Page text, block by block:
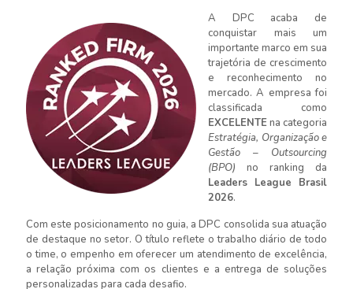
A DPC acaba de
conquistar mais um
importante marco em sua
trajetória de crescimento
e reconhecimento no
mercado. A empresa foi
classificada como
EXCELENTE na categoria
Estratégia, Organização e
Gestão – Outsourcing
(BPO) no ranking da
Leaders League Brasil
2026.
Com este posicionamento no guia, a DPC consolida sua atuação
de destaque no setor. O título reflete o trabalho diário de todo
o time, o empenho em oferecer um atendimento de excelência,
a relação próxima com os clientes e a entrega de soluções
personalizadas para cada desafio.